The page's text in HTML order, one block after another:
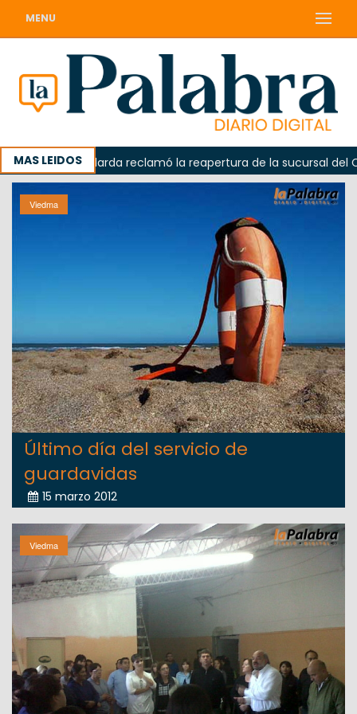
MENU
MAS LEIDOS
Odarda reclamó la reapertura de la sucursal del Correo
Viedma
Último día del servicio de
guardavidas
15 marzo 2012
Viedma